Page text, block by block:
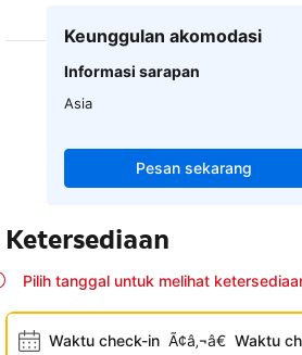
Keunggulan akomodasi
Informasi sarapan
Asia
Pesan sekarang
Ketersediaan
Pilih tanggal untuk melihat
Waktu check-in Ã¢â‚¬â€ Waktu